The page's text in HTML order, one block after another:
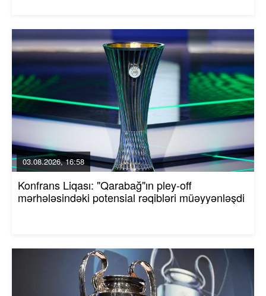
03.08.2026, 16:58
Konfrans Liqası: "Qarabağ"ın pley-off
mərhələsindəki potensial rəqibləri müəyyənləşdi